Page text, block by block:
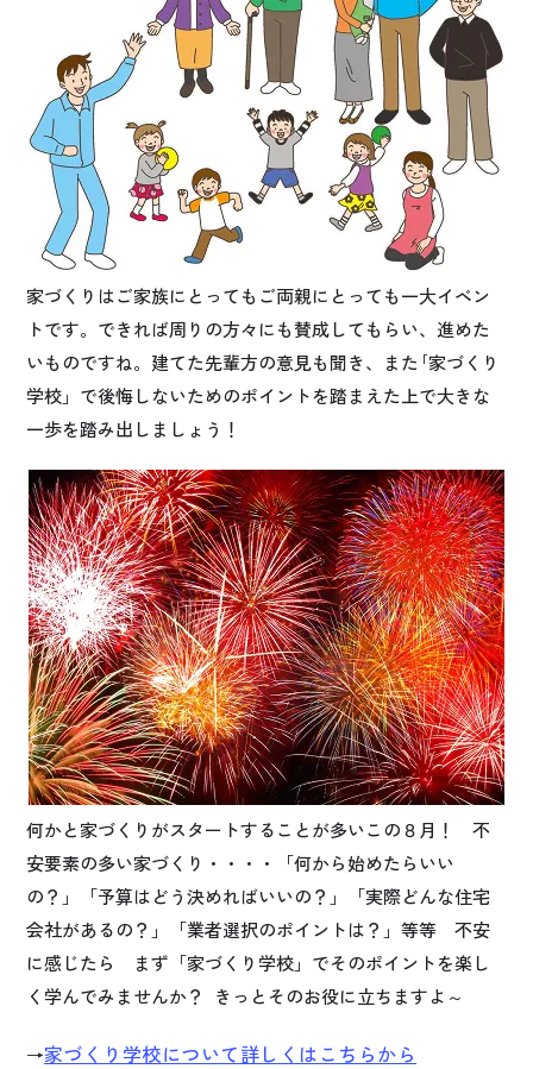
家づくりはご家族にとってもご両親にとっても一大イベン
トです。できれば周りの方々にも賛成してもらい、進めた
いものですね。建てた先輩方の意見も聞き、また｢家づくり
学校」で後悔しないためのポイントを踏まえた上で大きな
一歩を踏み出しましょう！
何かと家づくりがスタートすることが多いこの８月！ 不
安要素の多い家づくり・・・・「何から始めたらいい
の？」「予算はどう決めればいいの？」「実際どんな住宅
会社があるの？」「業者選択のポイントは？」等等 不安
に感じたら まず「家づくり学校」でそのポイントを楽し
く学んでみませんか？ きっとそのお役に立ちますよ～
→家づくり学校について詳しくはこちらから